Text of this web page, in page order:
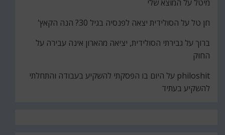
מיטל על המוצא שלי
חן טל על הסולידית יצאה לפנסיה בגיל 30? הנה הקאץ'
ברוך על גבירתי הסולידית, יציאה מהארון אינה עבירה על
החוק
philoshit על היום בו הפסקתי להשקיע בעבודה והתחלתי
להשקיע בעתיד